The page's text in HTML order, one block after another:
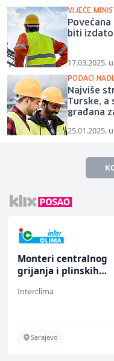
VIJEĆE
biti
17.03.2025.
PODACI
Najviše
Turske, a
građana
25.01.2025.
Monteri centralnog
grijanja i plinskih
Interclima
Sarajevo